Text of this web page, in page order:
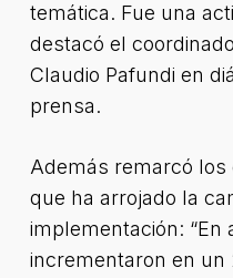
temática. Fue una
destacó el
Claudio Pafundi en
prensa.
Además remarcó
que ha arrojado la
implementación: “En
incrementaron en un